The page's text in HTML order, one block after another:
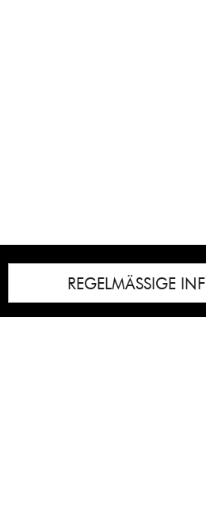
REGELMÄSSIGE